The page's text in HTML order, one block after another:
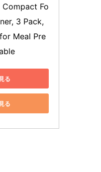
Fo
3 Pack,
Meal Pre
る
る